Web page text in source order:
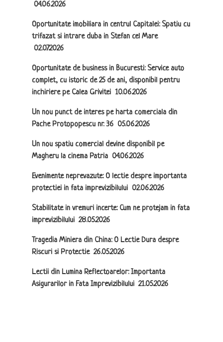
04.06.2026
Oportunitate imobiliara in centrul Capitalei: Spatiu cu
trifazat si intrare duba in Stefan cel Mare
02.07.2026
Oportunitate de business in Bucuresti: Service auto
complet, cu istoric de 25 de ani, disponibil pentru
inchiriere pe Calea Grivitei 10.06.2026
Un nou punct de interes pe harta comerciala din
Pache Protopopescu nr. 36 05.06.2026
Un nou spatiu comercial devine disponibil pe
Magheru la cinema Patria 04.06.2026
Evenimente neprevazute: O lectie despre importanta
protectiei in fata imprevizibilului 02.06.2026
Stabilitate in vremuri incerte: Cum ne protejam in fata
imprevizibilului 28.05.2026
Tragedia Miniera din China: O Lectie Dura despre
Riscuri si Protectie 26.05.2026
Lectii din Lumina Reflectoarelor: Importanta
Asigurarilor in Fata Imprevizibilului 21.05.2026